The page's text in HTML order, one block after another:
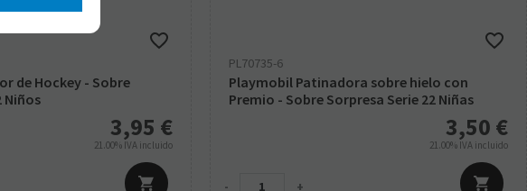
de Hockey - Sobre
Niños
3,95 €
21.00% IVA incluido
PL70735-6
Playmobil Patinadora sobre hielo con
Premio - Sobre Sorpresa Serie 22 Niñas
3,50 €
21.00% IVA incluido
- +